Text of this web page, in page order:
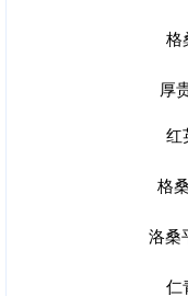
格
厚贵
红
格
洛
仁